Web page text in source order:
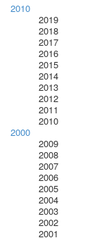
2010
2019
2018
2017
2016
2015
2014
2013
2012
2011
2010
2000
2009
2008
2007
2006
2005
2004
2003
2002
2001